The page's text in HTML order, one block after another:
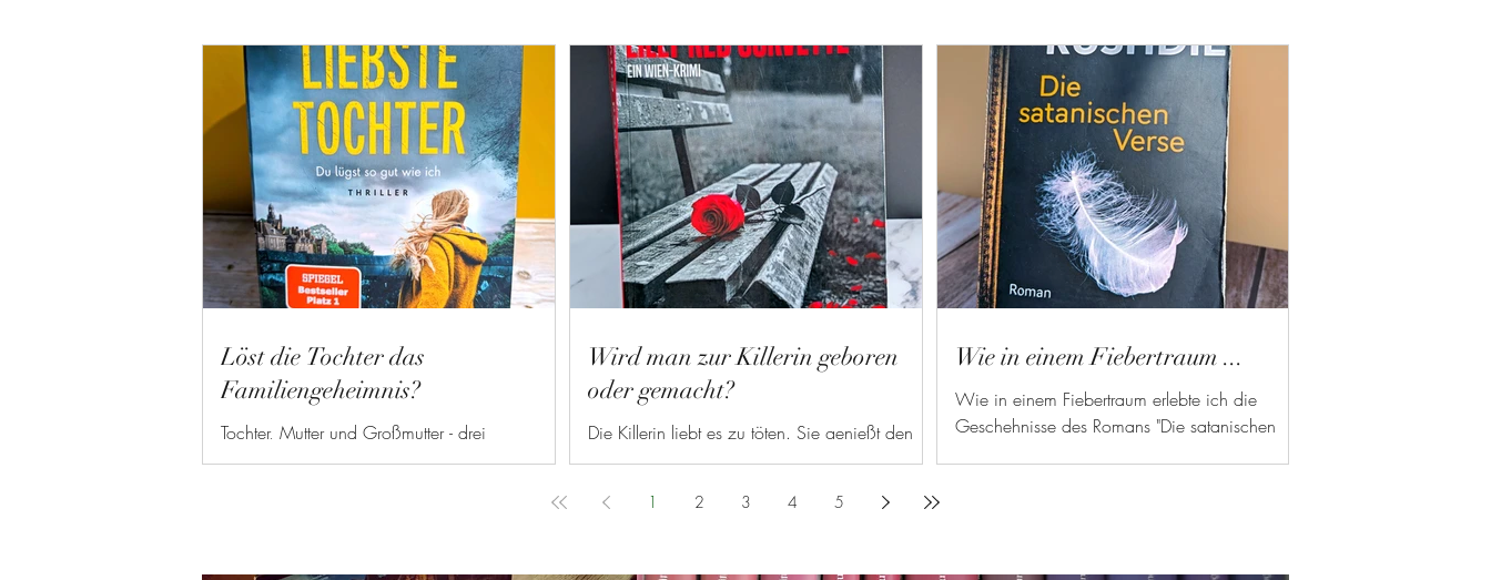
Löst die Tochter das
Familiengeheimnis?
Tochter, Mutter und Großmutter - drei
Generationen und zwei Leichen. Leben, die auf
Wird man zur Killerin geboren
oder gemacht?
Die Killerin liebt es zu töten. Sie genießt den
Augenblick, wenn ihren Opfern das Leben aus
Wie in einem Fiebertraum ...
Wie in einem Fiebertraum erlebte ich die
Geschehnisse des Romans "Die satanischen
1 2 3 4 5